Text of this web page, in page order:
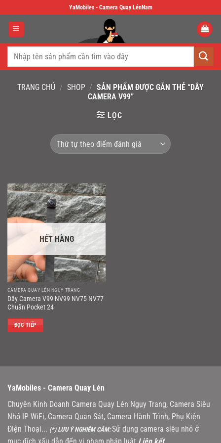
to
content
YaMobiles - Camera Quay LénNam
Tìm
TRANG CHỦ / SHOP / SẢN PHẨM ĐƯỢC GẮN THẺ “DÂY
CAMERA V99”
LỌC
HẾT HÀNG
CAMERA QUAY LÉN NGỤY TRANG
Dây Camera V99 NV99 NV75 NV77
Chuẩn Pocket 24
ĐỌC TIẾP
YaMobiles - Camera Quay Lén
Chuyên Kinh Doanh Camera Quay Lén Ngụy Trang, Camera Siêu
Nhỏ IP WiFi, Camera Quan Sát, Camera Hành Trình, Phụ Kiện
Điện Thoại... (*) LƯU Ý NGHIÊM CẤM:Sử dụng camera siêu nhỏ ở
mục đích xấu dẫn đến vi phạm pháp luật Liên kết